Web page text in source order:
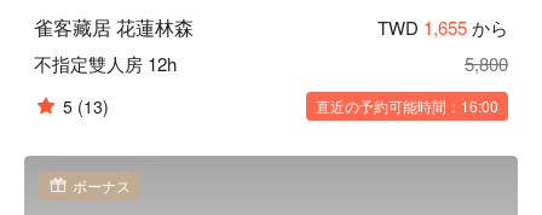
雀客藏居 花蓮林森 TWD 1,655から
不指定雙人房 12h
5,800
5 (13) 直近の予約可能時間：16:00
ボーナス